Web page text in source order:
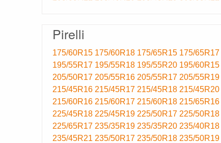
Pirelli
175/60R15 175/60R18 175/65R15 175/65R17
195/55R17 195/55R18 195/55R20 195/60R15
205/50R17 205/55R16 205/55R17 205/55R19
215/45R16 215/45R17 215/45R18 215/45R20
215/60R16 215/60R17 215/60R18 215/65R16
225/45R18 225/45R19 225/50R17 225/50R18
225/65R17 235/35R19 235/35R20 235/40R18
235/45R21 235/50R17 235/50R18 235/50R19